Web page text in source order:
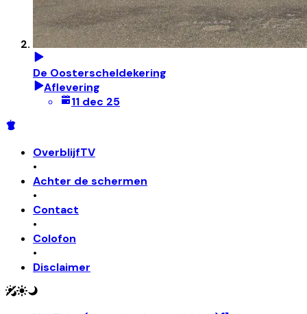
De Oosterscheldekering
Aflevering
11 dec 25
OverblijfTV
•
Achter de schermen
•
Contact
•
Colofon
•
Disclaimer